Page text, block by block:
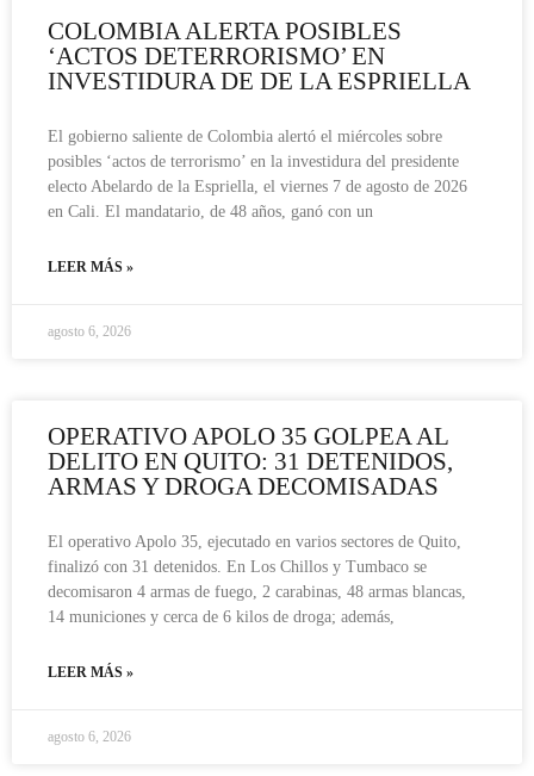
COLOMBIA ALERTA POSIBLES
‘ACTOS DETERRORISMO’ EN
INVESTIDURA DE DE LA ESPRIELLA
El gobierno saliente de Colombia alertó el miércoles sobre
posibles ‘actos de terrorismo’ en la investidura del presidente
electo Abelardo de la Espriella, el viernes 7 de agosto de 2026
en Cali. El mandatario, de 48 años, ganó con un
LEER MÁS »
agosto 6, 2026
OPERATIVO APOLO 35 GOLPEA AL
DELITO EN QUITO: 31 DETENIDOS,
ARMAS Y DROGA DECOMISADAS
El operativo Apolo 35, ejecutado en varios sectores de Quito,
finalizó con 31 detenidos. En Los Chillos y Tumbaco se
decomisaron 4 armas de fuego, 2 carabinas, 48 armas blancas,
14 municiones y cerca de 6 kilos de droga; además,
LEER MÁS »
agosto 6, 2026